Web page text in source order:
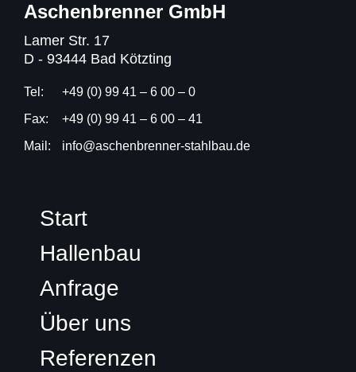
Aschenbrenner GmbH
Lamer Str. 17
D - 93444 Bad Kötzting
Tel:
+49 (0) 99 41 – 6 00 – 0
Fax:
+49 (0) 99 41 – 6 00 – 41
Mail:
info@aschenbrenner-stahlbau.de
Start
Hallenbau
Anfrage
Über uns
Referenzen